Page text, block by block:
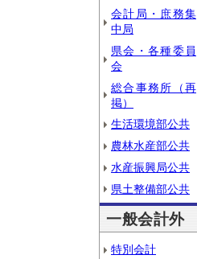
会計局・庶務集
中局
県会・各種委員
会
総合事務所（再
掲）
生活環境部公共
農林水産部公共
水産振興局公共
県土整備部公共
一般会計外
特別会計